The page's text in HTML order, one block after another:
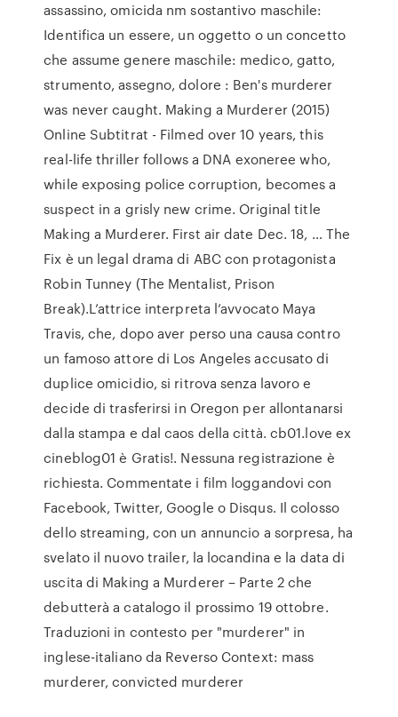
assassino, omicida nm sostantivo maschile:
Identifica un essere, un oggetto o un concetto
che assume genere maschile: medico, gatto,
strumento, assegno, dolore : Ben's murderer
was never caught. Making a Murderer (2015)
Online Subtitrat - Filmed over 10 years, this
real-life thriller follows a DNA exoneree who,
while exposing police corruption, becomes a
suspect in a grisly new crime. Original title
Making a Murderer. First air date Dec. 18, … The
Fix è un legal drama di ABC con protagonista
Robin Tunney (The Mentalist, Prison
Break).L’attrice interpreta l’avvocato Maya
Travis, che, dopo aver perso una causa contro
un famoso attore di Los Angeles accusato di
duplice omicidio, si ritrova senza lavoro e
decide di trasferirsi in Oregon per allontanarsi
dalla stampa e dal caos della città. cb01.love ex
cineblog01 è Gratis!. Nessuna registrazione è
richiesta. Commentate i film loggandovi con
Facebook, Twitter, Google o Disqus. Il colosso
dello streaming, con un annuncio a sorpresa, ha
svelato il nuovo trailer, la locandina e la data di
uscita di Making a Murderer – Parte 2 che
debutterà a catalogo il prossimo 19 ottobre.
Traduzioni in contesto per "murderer" in
inglese-italiano da Reverso Context: mass
murderer, convicted murderer